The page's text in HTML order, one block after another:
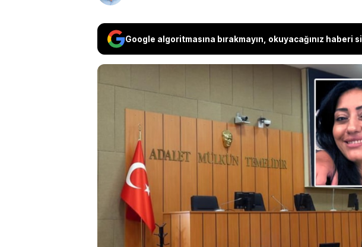
Google algoritmasına bırakmayın, okuyacağınız haberi
Diyarbakır'da cezasının infazına 2,5
Mahkemesi kararı ve AİHM kararları
gösterip hakkında infaz durdurma
açığa alındı, 'rüşvet aldıkları'
Danıştay'a işlemin iptali davası açtı.